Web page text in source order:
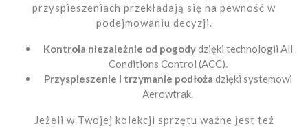
przyspieszeniach przekładają się na pewność w
podejmowaniu decyzji.
Kontrola niezależnie od pogodydzięki technologii All
Conditions Control (ACC).
Przyspieszenie i trzymanie podłoża dzięki systemowi
Aerowtrak.
Jeżeli w Twojej kolekcji sprzętu ważne jest też